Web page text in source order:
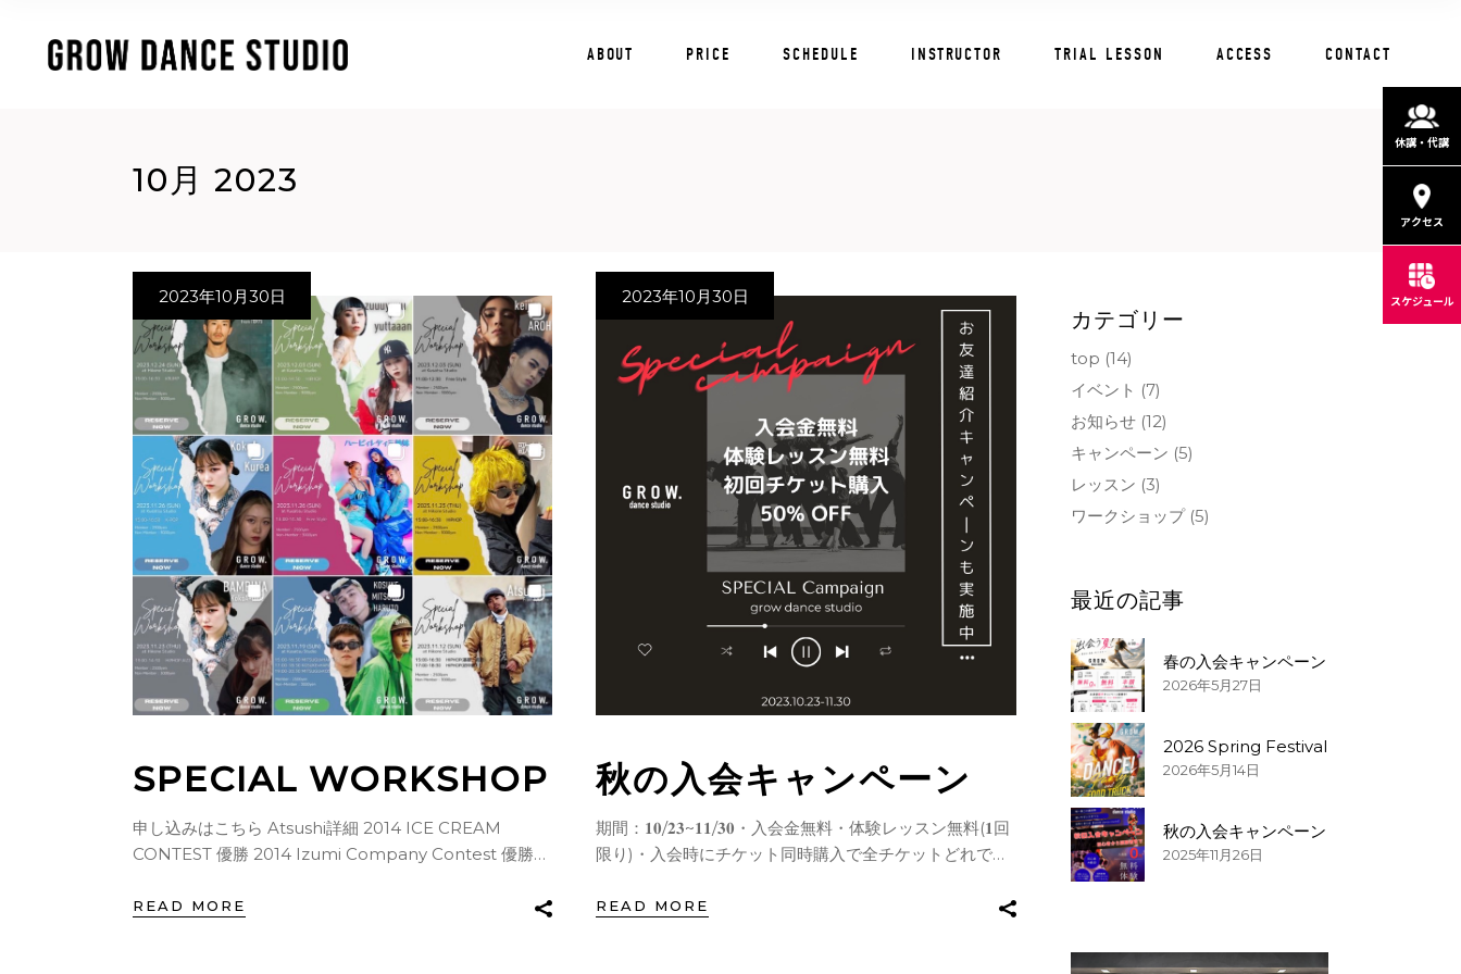
休講・代講
アクセス
スケジュール
ABOUT PRICE SCHEDULE INSTRUCTOR TRIAL LESSON ACCESS CONTACT
10月 2023
2023年10月30日
SPECIAL WORKSHOP
申し込みはこちら Atsushi詳細 2014 ICE CREAM
CONTEST 優勝 2014 Izumi Company Contest 優勝
FINAL 優勝 2016 Cercle Underground 優勝 2016 般
READ MORE
2023年10月30日
秋の入会キャンペーン
期間：𝟏𝟎/𝟐𝟑~𝟏𝟏/𝟑𝟎・入会金無料・体験レッスン無料(𝟏回
限り)・入会時にチケット同時購入で全チケットどれでも
歴がある方は対象外となります。⁡⁡お友達紹介キャンペー
READ MORE
カテゴリー
top (14)
イベント (7)
お知らせ(12)
キャンペーン (5)
レッスン (3)
ワークショップ(5)
最近の記事
春の入会キャンペーン
2026年5月27日
2026 Spring Festival
2026年5月14日
秋の入会キャンペーン
2025年11月26日